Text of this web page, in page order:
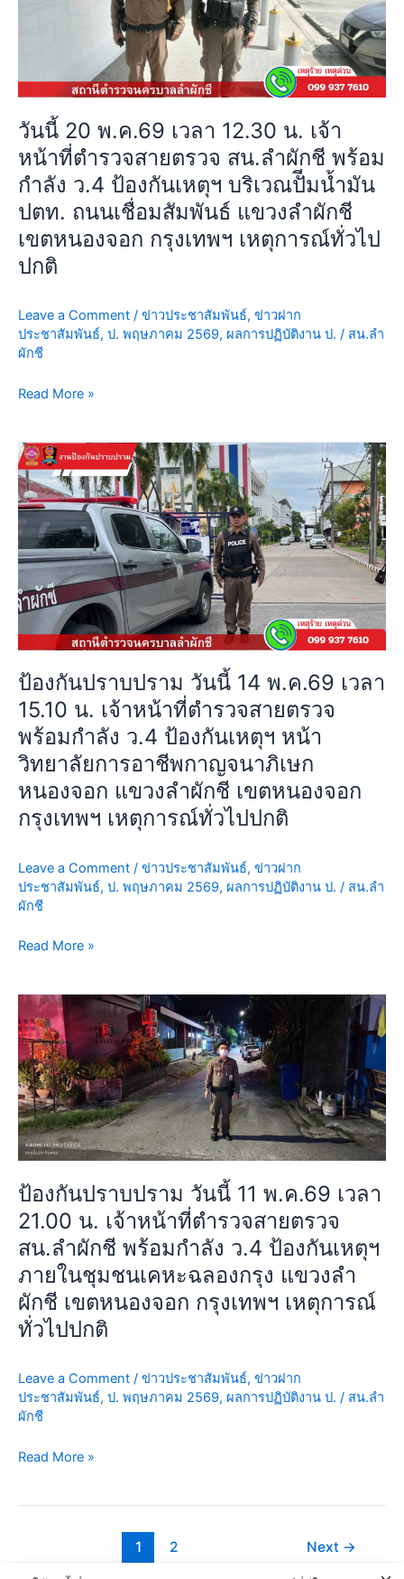
แขวง
ผักชี
เขต
หนองจอก
กรุงเทพฯ
เหตุการณ์
ทั่วไป
ปกติ
วันนี้ 20 พ.ค.69 เวลา 12.30 น. เจ้า
หน้าที่ตำรวจสายตรวจ สน.ลำผักชี พร้อม
กำลัง ว.4 ป้องกันเหตุฯ บริเวณปัีมน้ำมัน
ปตท. ถนนเชื่อมสัมพันธ์ แขวงลำผักชี
เขตหนองจอก กรุงเทพฯ เหตุการณ์ทั่วไป
ปกติ
Leave a Comment / ข่าวประชาสัมพันธ์, ข่าวฝาก
ประชาสัมพันธ์, ป. พฤษภาคม 2569, ผลการปฏิบัติงาน ป. / สน.ลำ
ผักชี
ตำรวจ
สาย
ตรวจ
สน.ลำ
ผักชี
พร้อม
ว.4
ป้องกัน
ตุฯ
บริเวณ
ปัี
มัน
ถนน
เชื่อมสัมพันธ์
แขวง
ลำ
ผักชี
เขต
หนองจอก
กรุงเทพฯ
เหตุการณ์
ทั่วไป
Read More »
ป้องกันปราบปราม วันนี้ 14 พ.ค.69 เวลา
15.10 น. เจ้าหน้าที่ตำรวจสายตรวจ
พร้อมกำลัง ว.4 ป้องกันเหตุฯ หน้า
วิทยาลัยการอาชีพกาญจนาภิเษก
หนองจอก แขวงลำผักชี เขตหนองจอก
กรุงเทพฯ เหตุการณ์ทั่วไปปกติ
Leave a Comment / ข่าวประชาสัมพันธ์, ข่าวฝาก
ประชาสัมพันธ์, ป. พฤษภาคม 2569, ผลการปฏิบัติงาน ป. / สน.ลำ
ผักชี
ป้องกัน
ปราบ
ปราม
วัน
นี้
14
พ.ค.69
เวลา
น.
เจ้า
หน้าที่
ตำรวจ
สาย
ตรวจ
กำลัง
ว.4
เห
ตุฯ
หน้า
การ
ชี
พกา
ญ
จนาภิเษก
หนองจอก
แขวง
ลำ
ผักชี
หนองจอก
กรุงเทพฯ
เหตุการณ์
ทั่วไป
ปกติ
Read More »
ป้องกันปราบปราม วันนี้ 11 พ.ค.69 เวลา
21.00 น. เจ้าหน้าที่ตำรวจสายตรวจ
สน.ลำผักชี พร้อมกำลัง ว.4 ป้องกันเหตุฯ
ภายในชุมชนเคหะฉลองกรุง แขวงลำ
ผักชี เขตหนองจอก กรุงเทพฯ เหตุการณ์
ทั่วไปปกติ
Leave a Comment / ข่าวประชาสัมพันธ์, ข่าวฝาก
ประชาสัมพันธ์, ป. พฤษภาคม 2569, ผลการปฏิบัติงาน ป. / สน.ลำ
ผักชี
ป้องกัน
ปราบ
ปราม
วัน
นี้
11
พ.ค.69
เวลา
น.
เจ้า
หน้าที่
สาย
ตรวจ
สน.ลำ
พร้อม
กำลัง
ว.4
เห
ภายใน
Read More »
1 2 Next →